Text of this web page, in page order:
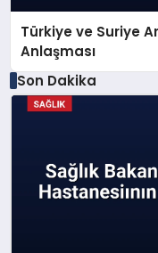
Türkiye ve Suriye
Anlaşması
Son Dakika